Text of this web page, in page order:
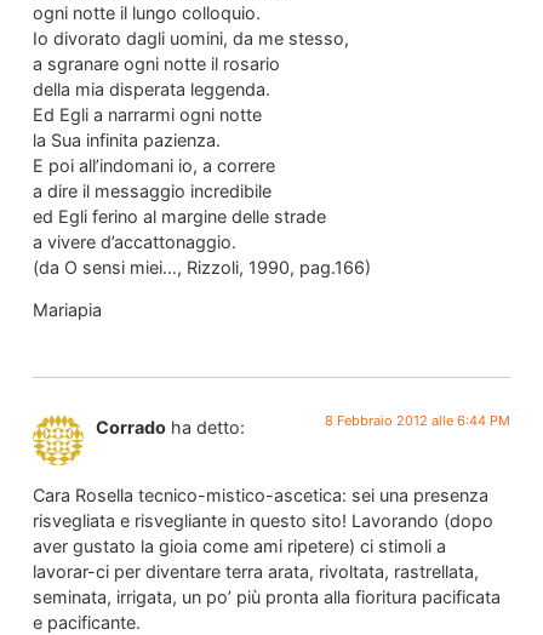
ogni notte il lungo colloquio.
Io divorato dagli uomini, da me stesso,
a sgranare ogni notte il rosario
della mia disperata leggenda.
Ed Egli a narrarmi ogni notte
la Sua infinita pazienza.
E poi all’indomani io, a correre
a dire il messaggio incredibile
ed Egli ferino al margine delle strade
a vivere d’accattonaggio.
(da O sensi miei…, Rizzoli, 1990, pag.166)
Mariapia
Corrado ha detto: 8 Febbraio 2012 alle 6:44 PM
Cara Rosella tecnico-mistico-ascetica: sei una presenza
risvegliata e risvegliante in questo sito! Lavorando (dopo
aver gustato la gioia come ami ripetere) ci stimoli a
lavorar-ci per diventare terra arata, rivoltata, rastrellata,
seminata, irrigata, un po’ più pronta alla fioritura pacificata
e pacificante.